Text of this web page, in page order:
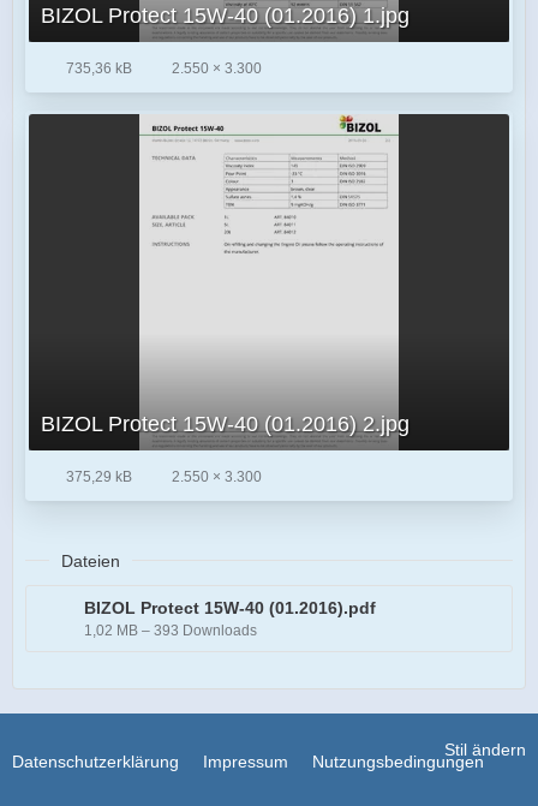
BIZOL Protect 15W-40 (01.2016) 1.jpg
735,36 kB 2.550 × 3.300
BIZOL Protect 15W-40 (01.2016) 2.jpg
375,29 kB 2.550 × 3.300
Dateien
BIZOL Protect 15W-40 (01.2016).pdf
1,02 MB – 393 Downloads
Stil ändern
Datenschutzerklärung Impressum Nutzungsbedingungen